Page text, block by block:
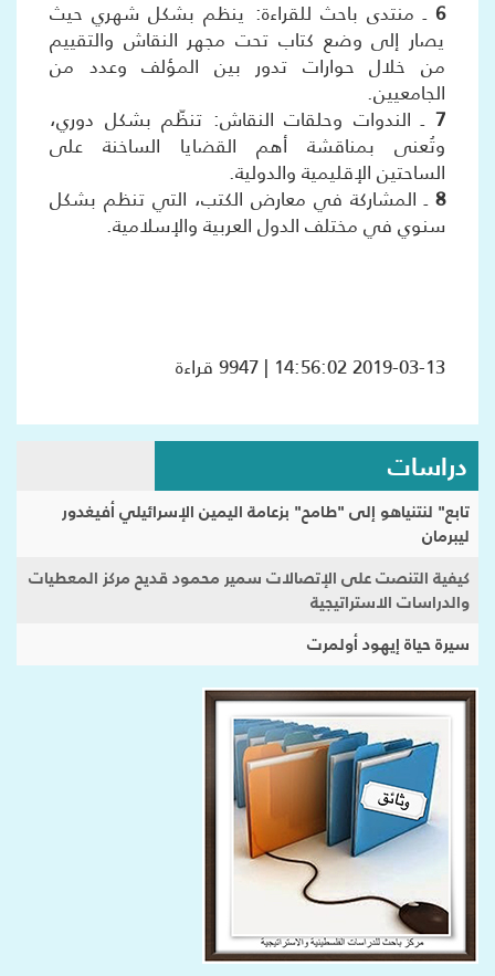
6 ـ منتدى باحث للقراءة: ينظم بشكل شهري حيث
يصار إلى وضع كتاب تحت مجهر النقاش والتقييم
من خلال حوارات تدور بين المؤلف وعدد من
الجامعيين.
7 ـ الندوات وحلقات النقاش: تنظّم بشكل دوري،
وتُعنى بمناقشة أهم القضايا الساخنة على
الساحتين الإقليمية والدولية.
8 ـ المشاركة في معارض الكتب، التي تنظم بشكل
سنوي في مختلف الدول العربية والإسلامية.
2019-03-13 14:56:02 | 9947 قراءة
دراسات
تابع" لنتنياهو إلى "طامح" بزعامة اليمين الإسرائيلي أفيغدور
ليبرمان
كيفية التنصت على الإتصالات سمير محمود قديح مركز المعطيات
والدراسات الاستراتيجية
سيرة حياة إيهود أولمرت